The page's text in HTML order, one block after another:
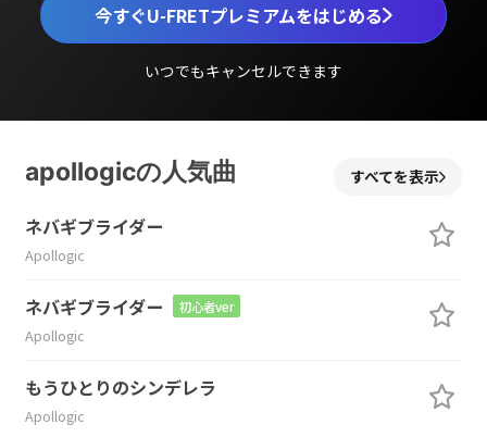
今すぐU-FRETプレミアムをはじめる
いつでもキャンセルできます
apollogicの人気曲 すべてを表示
ネバギブライダー
Apollogic
ネバギブライダー 初心者ver
Apollogic
もうひとりのシンデレラ
Apollogic